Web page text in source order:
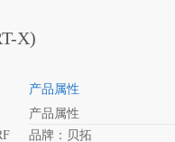
X)
产品属性
产品属性
品牌：贝拓